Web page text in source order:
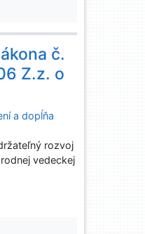
č.
Z.z. o
a dopĺňa
rozvoj
vedeckej